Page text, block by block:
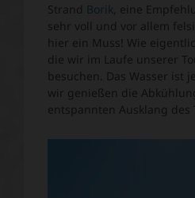
Strand Borik, eine
sehr voll und vor allem
hier ein Muss! Wie
die wir im Laufe unserer
besuchen. Das Wasser ist
wir genießen die
entspannten Ausklang des